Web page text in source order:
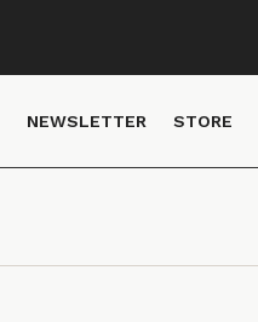
NEWSLETTER STORE